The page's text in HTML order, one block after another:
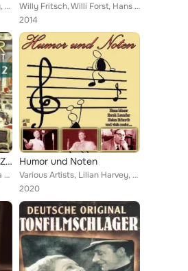
Various Artists, Lilian Harvey, Geschwister Haas, Orchester Marek Weber, Gitta Alpar, Lewis Ruth Band, Marta Eggerth, Charles Ku...
Willy Fritsch, Willi Forst, Hans Albers, Leo Moll, Lilian Harvey, Heinz Rühmann, Fritsch, Willy, Siegfried Arno, Marta Eggerth, ...
2014
Schlager Im Spiegel Der Zeit – 1932
Various Artists, Orchester Ilja Livschakoff, Orchester Hans Schindler, Orchester Eduard Künneke, Claire Waldoff, Comedian Harmon...
Humor und Noten
Various Artists, Lilian Harvey, Trude Hesterberg, Willi Fritsch, Sleeping Bull, Heinz Erhardt, Heinz Rühmann, Die Strandkrebse, ...
2020